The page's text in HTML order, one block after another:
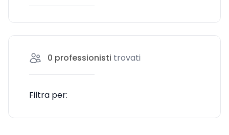
0 professionisti trovati
Filtra per: